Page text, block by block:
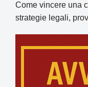
Come vincere una
strategie legali,